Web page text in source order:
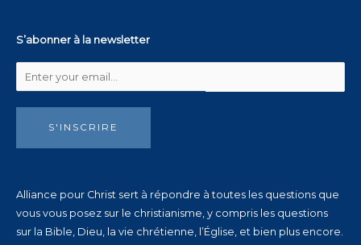
S’abonner à la newsletter
S'INSCRIRE
Alliance pour Christ sert à répondre à toutes les questions que
vous vous posez sur le christianisme, y compris les questions
sur la Bible, Dieu, la vie chrétienne, l’Église, et bien plus encore.